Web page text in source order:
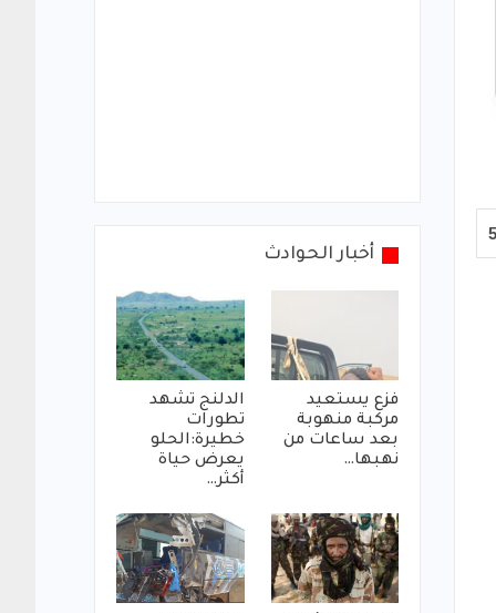
أخبار الحوادث
فزع يستعيد
مركبة منهوبة
بعد ساعات من
نهبها…
الدلنج تشهد
تطورات
خطيرة:الحلو
يعرض حياة
أكثر…